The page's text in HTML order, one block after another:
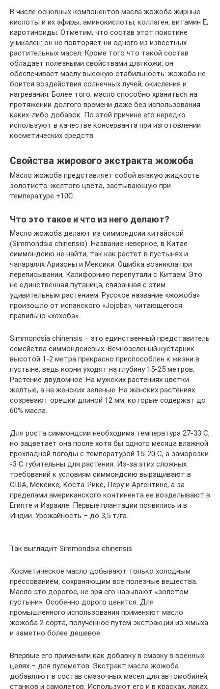
В числе основных компонентов масла жожоба жирные
кислоты и их эфиры, аминокислоты, коллаген, витамин Е,
каротиноиды. Отметим, что состав этот поистине
уникален: он не повторяет ни одного из известных
растительных масел. Кроме того что такой состав
обладает полезными свойствами для кожи, он
обеспечивает маслу высокую стабильность: жожоба не
боится воздействия солнечных лучей, окисления и
нагревания. Более того, масло способно храниться на
протяжении долгого времени даже без использования
каких-либо добавок. По этой причине его нередко
используют в качестве консерванта при изготовлении
косметических средств.
Свойства жирового экстракта жожоба
Масло жожоба представляет собой вязкую жидкость
золотисто-желтого цвета, застывающую при
температуре +10С.
Что это такое и что из него делают?
Масло жожоба делают из симмондсии китайской
(Simmondsia chinensis). Название неверное, в Китае
симмондсию не найти, так как растет в пустынях и
чапаралях Аризоны и Мексики. Ошибка возникла при
переписывании, Калифорнию перепутали с Китаем. Это
не единственная путаница, связанная с этим
удивительным растением. Русское название «жожоба»
произошло от испанского «Jojoba», читающегося
правильно «хохоба».
Simmondsia chinensis – это единственный представитель
семейства симмондсиевых. Вечнозеленый кустарник
высотой 1-2 метра прекрасно приспособлен к жизни в
пустыне, ведь корни уходят на глубину 15-25 метров.
Растение двудомное. На мужских растениях цветки
желтые, а на женских зеленые. На женских растениях
созревают орешки длиной 12 мм, которые содержат до
60% масла.
Для роста симмондсии необходима температура 27-33 С,
но зацветает она после хотя бы одного месяца влажной
прохладной погоды с температурой 15-20 С, а заморозки
-3 С губительны для растения. Из-за этих сложных
требований к условиям симмондсию выращивают в
США, Мексике, Коста-Рике, Перу и Аргентине, а за
пределами американского континента ее возделывают в
Египте и Израиле. Первые плантации появились и в
Индии. Урожайность – до 3,5 т/га.
Так выглядит Simmondsia chinensis
Косметическое масло добывают только холодным
прессованием, сохраняющим все полезные вещества.
Масло это дорогое, не зря его называют «золотом
пустыни». Особенно дорого ценится. Для
промышленного использования применяют масло
жожоба 2 сорта, полученное путем экстракции из жмыха
и заметно более дешевое.
Впервые его применили как добавку в смазку в военных
целях – для пулеметов. Экстракт масла жожоба
добавляют в состав смазочных масел для автомобилей,
станков и самолетов. Используют его и в красках, лаках,